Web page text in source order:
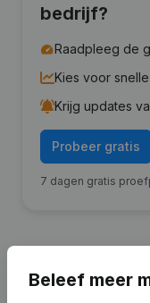
bedrijf?
Raadpleeg de
Kies voor
Krijg updates
Probeer gratis
7 dagen gratis
Beleef meer